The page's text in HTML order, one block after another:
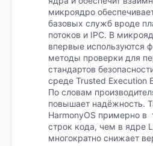
микроядро
базовых служб вроде
потоков и IPC. В
впервые используются
методы проверки для
стандартов
среде Trusted Execution
По словам
повышает надёжность.
HarmonyOS примерно
строк кода, чем в ядре
многократно снижает